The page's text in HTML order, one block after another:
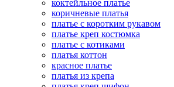
коктейльное платье
коричневые платья
платье с коротким рукавом
платье креп костюмка
платье с котиками
платья коттон
красное платье
платья из крепа